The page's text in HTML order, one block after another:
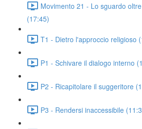
Movimento 21 - Lo sguardo
(17:45)
T1 - Dietro l'approccio religioso
P1 - Schivare il dialogo interno
P2 - Ricapitolare il suggeritore
P3 - Rendersi inaccessibile